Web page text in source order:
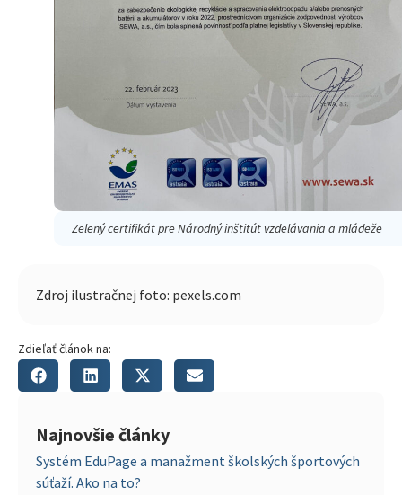
Zelený certifikát pre Národný inštitút vzdelávania a mládeže
Zdroj ilustračnej foto: pexels.com
Zdieľať článok na:
Najnovšie články
Systém EduPage a manažment školských športových
súťaží. Ako na to?